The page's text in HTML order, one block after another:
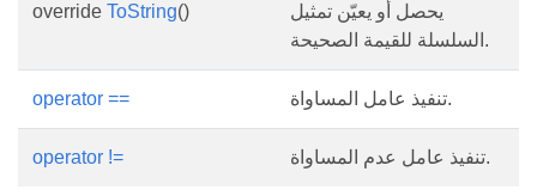
override ToString()
يحصل أو يعيّن تمثيل
السلسلة للقيمة الصحيحة.
operator == تنفيذ عامل المساواة.
operator != تنفيذ عامل عدم المساواة.